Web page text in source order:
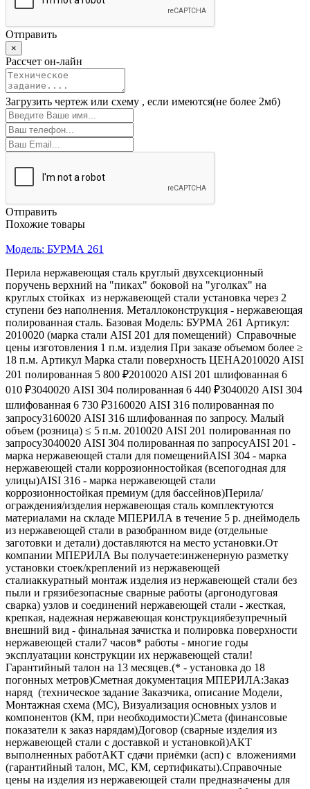
Отправить
×
Рассчет он-лайн
Загрузить чертеж или схему , если имеются(не более 2мб)
Отправить
Похожие товары
Модель: БУРМА 261
Перила нержавеющая сталь круглый двухсекционный
поручень верхний на "пиках" боковой на "уголках" на
круглых стойках из нержавеющей стали установка через 2
ступени без наполнения. Металлоконструкция - нержавеющая
полированная сталь. Базовая Модель: БУРМА 261 Артикул:
2010020 (марка стали AISI 201 для помещений) Справочные
цены изготовления 1 п.м. изделия При заказе объемом более ≥
18 п.м. Артикул Марка стали поверхность ЦЕНА2010020 AISI
201 полированная 5 800 ₽2010020 AISI 201 шлифованная 6
010 ₽3040020 AISI 304 полированная 6 440 ₽3040020 AISI 304
шлифованная 6 730 ₽3160020 AISI 316 полированная по
запросу3160020 AISI 316 шлифованная по запросу. Малый
объем (розница) ≤ 5 п.м. 2010020 AISI 201 полированная по
запросу3040020 AISI 304 полированная по запросуAISI 201 -
марка нержавеющей стали для помещенийAISI 304 - марка
нержавеющей стали коррозионностойкая (всепогодная для
улицы)AISI 316 - марка нержавеющей стали
коррозионностойкая премиум (для бассейнов)Перила/
ограждения/изделия нержавеющая сталь комплектуются
материалами на складе МПЕРИЛА в течение 5 р. днеймодель
из нержавеющей стали в разобранном виде (отдельные
заготовки и детали) доставляются на место установки.От
компании МПЕРИЛА Вы получаете:инженерную разметку
установки стоек/креплений из нержавеющей
сталиаккуратный монтаж изделия из нержавеющей стали без
пыли и грязибезопасные сварные работы (аргонодуговая
сварка) узлов и соединений нержавеющей стали - жесткая,
крепкая, надежная нержавеющая конструкциябезупречный
внешний вид - финальная зачистка и полировка поверхности
нержавеющей стали7 часов* работы - многие годы
эксплуатации конструкции их нержавеющей стали!
Гарантийный талон на 13 месяцев.(* - установка до 18
погонных метров)Сметная документация МПЕРИЛА:Заказ
наряд (техническое задание Заказчика, описание Модели,
Монтажная схема (МС), Визуализация основных узлов и
компонентов (КМ, при необходимости)Смета (финансовые
показатели к заказ нарядам)Договор (сварные изделия из
нержавеющей стали с доставкой и установкой)АКТ
выполненных работАКТ сдачи приёмки (асп) с вложениями
(гарантийный талон, МС, КМ, сертификаты).Справочные
цены на изделия из нержавеющей стали предназначены для